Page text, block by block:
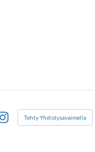
Instagram
Tehty Yhdistysavaimella